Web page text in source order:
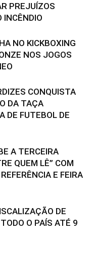
PREJUÍZOS
INCÊNDIO
NO KICKBOXING
NOS JOGOS
CONQUISTA
DA TAÇA
DE FUTEBOL DE
A TERCEIRA
QUEM LÊ” COM
E FEIRA
DE
O PAÍS ATÉ 9